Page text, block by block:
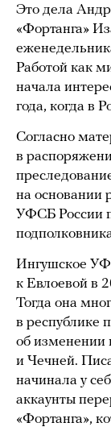
Это дела
«Фортанга»
Работой как
начала
года, когда в
Согласно
в
на основании
УФСБ России
Ингушское
к Евлоевой в
Тогда она
в республике
об изменении
и Чечней.
начинала у
аккаунты
«Фортанга»,